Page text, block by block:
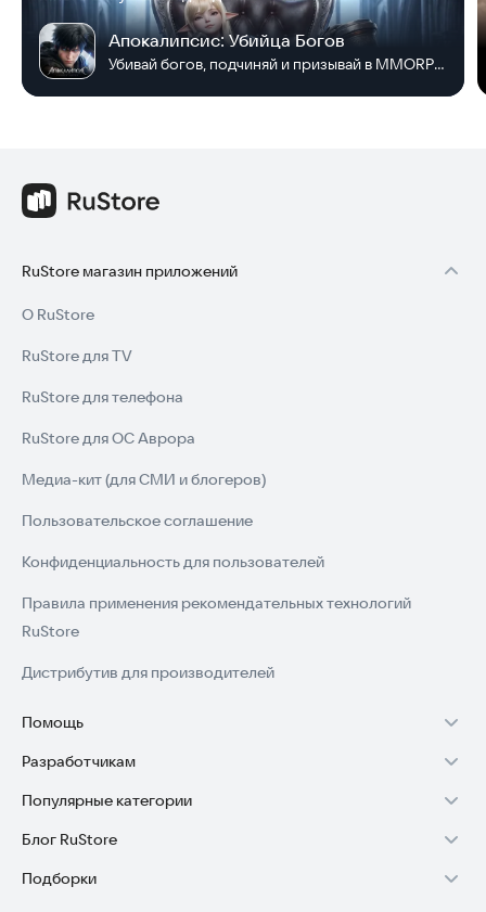
Апокалипсис: Убийца Богов
Убивай богов, подчиняй и призывай в MMORPG!
RuStore магазин приложений
О RuStore
RuStore для TV
RuStore для телефона
RuStore для ОС Аврора
Медиа-кит (для СМИ и блогеров)
Пользовательское соглашение
Конфиденциальность для пользователей
Правила применения рекомендательных технологий
RuStore
Дистрибутив для производителей
Помощь
Установка RuStore на TV
Установка RuStore на телефон
Установка RuStore в машину
Помощь пользователям RuStore
Разработчикам
Зарабатывать с RuStore
Стать разработчиком
Доступ к RuStore Консоль
Популярные категории
Игры для Android
Приложения банков
Блог RuStore
Обзоры игр для Android 2025
Подборки